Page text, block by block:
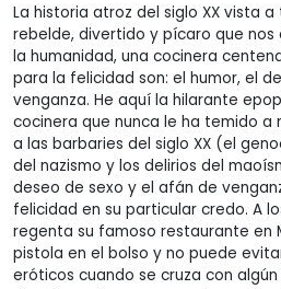
La historia atroz del siglo XX vista
rebelde, divertido y pícaro que nos
la humanidad, una cocinera
para la felicidad son: el humor, el
venganza. He aquí la hilarante
cocinera que nunca le ha temido a
a las barbaries del siglo XX (el
del nazismo y los delirios del
deseo de sexo y el afán de
felicidad en su particular credo. A
regenta su famoso restaurante en
pistola en el bolso y no puede
eróticos cuando se cruza con